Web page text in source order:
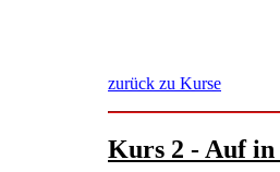
zurück zu Kurse
Kurs 2 - Auf